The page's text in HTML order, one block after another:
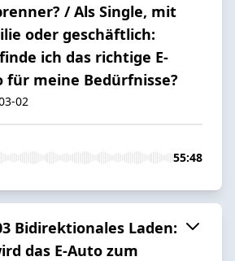
/ Als Single, mit
oder geschäftlich:
ich das richtige E-
für meine Bedürfnisse?
02
55:48
Bidirektionales Laden:
das E-Auto zum